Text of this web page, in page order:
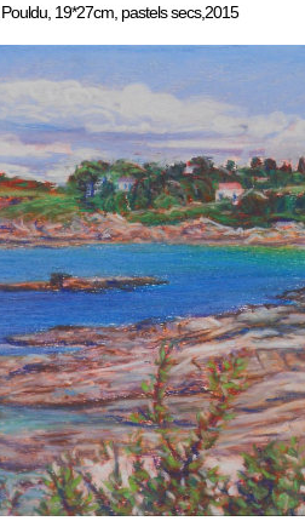
19*27cm, pastels secs,2015